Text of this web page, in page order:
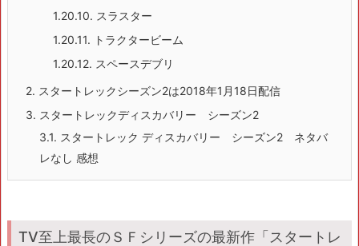
1.20.10. スラスター
1.20.11. トラクタービーム
1.20.12. スペースデブリ
2. スタートレックシーズン2は2018年1月18日配信
3. スタートレックディスカバリー シーズン2
3.1. スタートレック ディスカバリー シーズン2 ネタバ
レなし 感想
TV至上最長のＳＦシリーズの最新作「スタートレ